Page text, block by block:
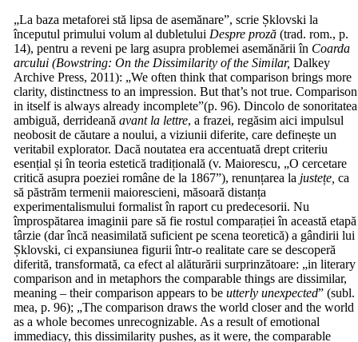
„La baza metaforei stă lipsa de asemănare”, scrie Șklovski la
începutul primului volum al dubletului Despre proză (trad. rom., p.
14), pentru a reveni pe larg asupra problemei asemănării în Coarda
arcului (Bowstring: On the Dissimilarity of the Similar, Dalkey
Archive Press, 2011): „We often think that comparison brings more
clarity, distinctness to an impression. But that’s not true. Comparison
in itself is always already incomplete”(p. 96). Dincolo de sonoritatea
ambiguă, derrideanăavant la lettre, a frazei, regăsim aici impulsul
neobosit de căutare a noului, a viziunii diferite, care definește un
veritabil explorator. Dacă noutatea era accentuată drept criteriu
esențial și în teoria estetică tradițională (v. Maiorescu, „O cercetare
critică asupra poeziei române de la 1867”), renunțarea la justețe, ca
să păstrăm termenii maiorescieni, măsoară distanța
experimentalismului formalist în raport cu predecesorii. Nu
împrospătarea imaginii pare să fie rostul comparației în această etapă
târzie (dar încă neasimilată suficient pe scena teoretică) a gândirii lui
Șklovski, ci expansiunea figurii într-o realitate care se descoperă
diferită, transformată, ca efect al alăturării surprinzătoare: „in literary
comparison and in metaphors the comparable things are dissimilar,
meaning – their comparison appears to beutterly unexpected” (subl.
mea, p. 96); „The comparison draws the world closer and the world
as a whole becomes unrecognizable. As a result of emotional
immediacy, this dissimilarity pushes, as it were, the comparable